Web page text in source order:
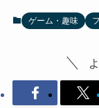
ゲーム・趣味